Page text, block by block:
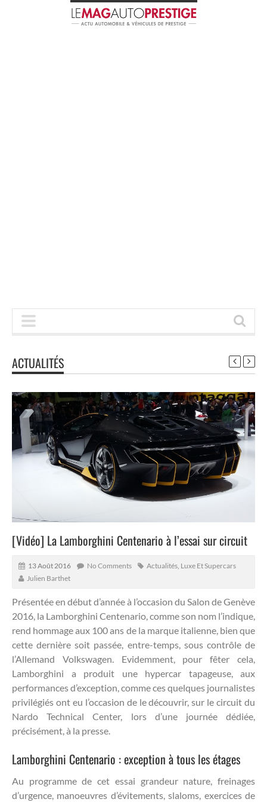
ACTUALITÉS
[Vidéo] La Lamborghini Centenario à l’essai sur circuit
13 Août 2016 No Comments Actualités Luxe Et Supercars
Julien Barthet
Présentée en début d’année à l’occasion du Salon de Genève
2016, la Lamborghini Centenario, comme son nom l’indique,
rend hommage aux 100 ans de la marque italienne, bien que
cette dernière soit passée, entre-temps, sous contrôle de
l’Allemand Volkswagen.Evidemment, pour fêter cela,
Lamborghini a produit une hypercar tapageuse, aux
performances d’exception, comme ces quelques journalistes
privilégiés ont eu l’occasion de le découvrir, sur le circuit du
Nardo Technical Center, lors d’une journée dédiée,
précisément, à la presse.
Lamborghini Centenario : exception à tous les étages
Au programme de cet essai grandeur nature, freinages
d’urgence, manoeuvres d’évitements, slaloms, exercices de